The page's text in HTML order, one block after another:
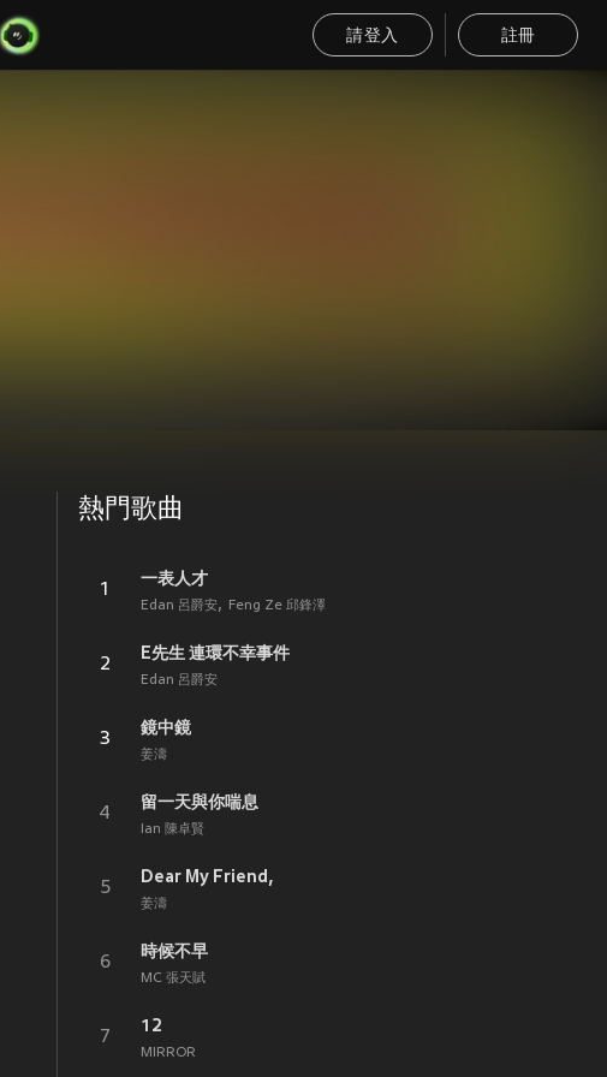
請登入 註冊
熱門歌曲
1
一表人才
Edan 呂爵安 Feng Ze 邱鋒澤
2
E先生 連環不幸事件
Edan 呂爵安
3
鏡中鏡
姜濤
4
留一天與你喘息
Ian 陳卓賢
5
Dear My Friend,
姜濤
6
時候不早
MC 張天賦
7
12
MIRROR